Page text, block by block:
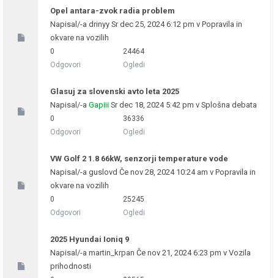
Opel antara-zvok radia problem
Napisal/-a drinyy Sr dec 25, 2024 6:12 pm v Popravila in
okvare na vozilih
0
Odgovori
24464
Ogledi
Glasuj za slovenski avto leta 2025
Napisal/-a Gapiii Sr dec 18, 2024 5:42 pm v Splošna debata
0
Odgovori
36336
Ogledi
VW Golf 2 1.8 66kW, senzorji temperature vode
Napisal/-a guslovd Če nov 28, 2024 10:24 am v Popravila in
okvare na vozilih
0
Odgovori
25245
Ogledi
2025 Hyundai Ioniq 9
Napisal/-a martin_krpan Če nov 21, 2024 6:23 pm v Vozila
prihodnosti